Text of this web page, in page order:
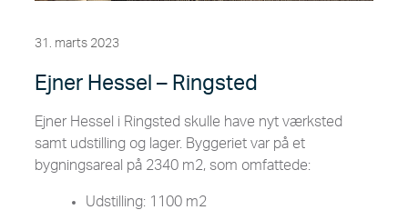
31. marts 2023
Ejner Hessel – Ringsted
Ejner Hessel i Ringsted skulle have nyt værksted
samt udstilling og lager. Byggeriet var på et
bygningsareal på 2340 m2, som omfattede:
Udstilling: 1100 m2